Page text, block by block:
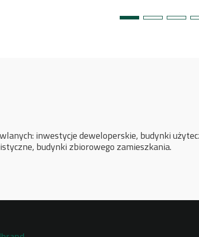
inwestycje deweloperskie, budynki
budynki zbiorowego zamieszkania.